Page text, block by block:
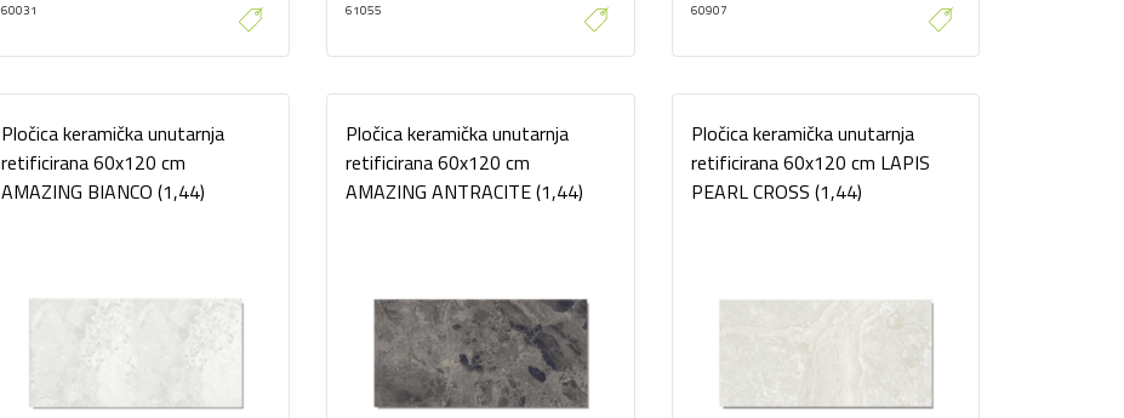
60031
61055
60907
Pločica keramička unutarnja
retificirana 60x120 cm
AMAZING BIANCO (1,44)
Pločica keramička unutarnja
retificirana 60x120 cm
AMAZING ANTRACITE (1,44)
Pločica keramička unutarnja
retificirana 60x120 cm LAPIS
PEARL CROSS (1,44)